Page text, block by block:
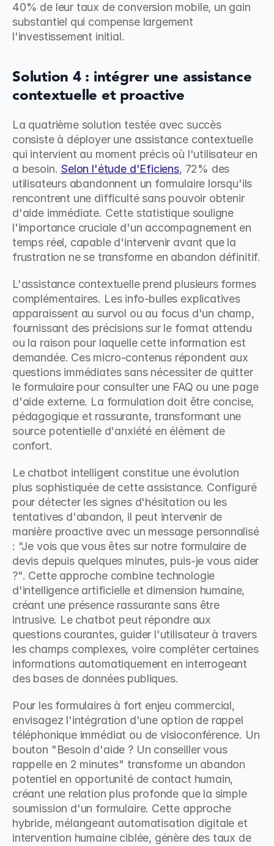
40% de leur taux de conversion mobile, un gain
substantiel qui compense largement
l'investissement initial.
Solution 4 : intégrer une assistance
contextuelle et proactive
La quatrième solution testée avec succès
consiste à déployer une assistance contextuelle
qui intervient au moment précis où l'utilisateur en
a besoin. Selon l'étude d'Eficiens, 72% des
utilisateurs abandonnent un formulaire lorsqu'ils
rencontrent une difficulté sans pouvoir obtenir
d'aide immédiate. Cette statistique souligne
l'importance cruciale d'un accompagnement en
temps réel, capable d'intervenir avant que la
frustration ne se transforme en abandon définitif.
L'assistance contextuelle prend plusieurs formes
complémentaires. Les info-bulles explicatives
apparaissent au survol ou au focus d'un champ,
fournissant des précisions sur le format attendu
ou la raison pour laquelle cette information est
demandée. Ces micro-contenus répondent aux
questions immédiates sans nécessiter de quitter
le formulaire pour consulter une FAQ ou une page
d'aide externe. La formulation doit être concise,
pédagogique et rassurante, transformant une
source potentielle d'anxiété en élément de
confort.
Le chatbot intelligent constitue une évolution
plus sophistiquée de cette assistance. Configuré
pour détecter les signes d'hésitation ou les
tentatives d'abandon, il peut intervenir de
manière proactive avec un message personnalisé
: "Je vois que vous êtes sur notre formulaire de
devis depuis quelques minutes, puis-je vous aider
?". Cette approche combine technologie
d'intelligence artificielle et dimension humaine,
créant une présence rassurante sans être
intrusive. Le chatbot peut répondre aux
questions courantes, guider l'utilisateur à travers
les champs complexes, voire compléter certaines
informations automatiquement en interrogeant
des bases de données publiques.
Pour les formulaires à fort enjeu commercial,
envisagez l'intégration d'une option de rappel
téléphonique immédiat ou de visioconférence. Un
bouton "Besoin d'aide ? Un conseiller vous
rappelle en 2 minutes" transforme un abandon
potentiel en opportunité de contact humain,
créant une relation plus profonde que la simple
soumission d'un formulaire. Cette approche
hybride, mélangeant automatisation digitale et
intervention humaine ciblée, génère des taux de